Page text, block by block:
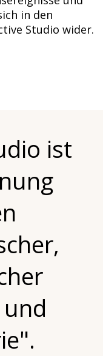
in den
Studio wider.
ist